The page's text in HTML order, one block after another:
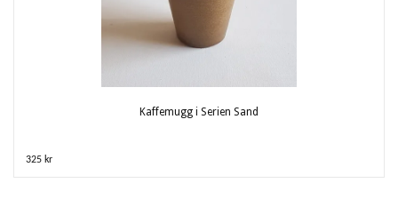
Kaffemugg i Serien Sand
325 kr